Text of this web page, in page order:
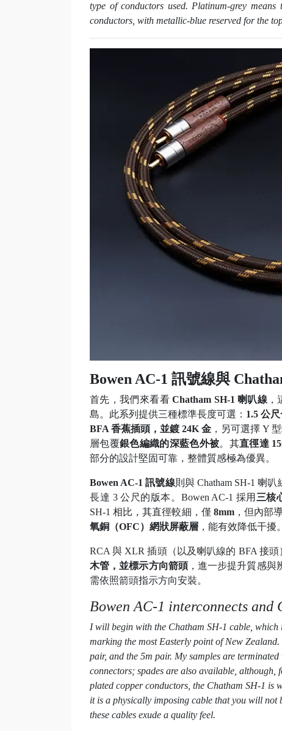
type of conductors used. Platinum-grey
conductors, with metallic-blue reserved for the
Bowen AC-1 訊號線與
首先，我們來看看Chatham SH-1 喇叭線
島。此系列提供三種標準長度可選： 1.5 公
BFA 香蕉插頭，並鍍 24K 金 ，另可選擇 Y
層包覆銀色編織的深藍色外被。其直徑達
部分的設計堅固可靠，整體質感極為優異。
Bowen AC-1 訊號線則與 Chatham SH-1 喇
長達 3 公尺的版本。Bowen AC-1 採用 三核
SH-1 相比，其直徑較細，僅 8mm，但內部
氧銅（OFC）網狀屏蔽層 ，能有效降低干擾。
RCA 與 XLR 插頭（以及喇叭線的 BFA 接頭
木管，並標示方向箭頭，進一步提升質感與
需依照箭頭指示方向安裝。
Bowen AC-1 interconnects and
I will begin with the Chatham SH-1 cable, which
marking the most Easterly point of New
pair, and the 5m pair. My samples are
connectors; spades are also available, although,
plated copper conductors, the Chatham SH-1 is
it is a physically imposing cable that you will not
these cables exude a quality feel.